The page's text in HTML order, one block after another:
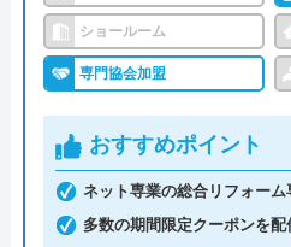
イースマイル の基本情
運営会社 株式会社イ
創業・設立 平成4年6月1
本社所在地
〒542-0066
ショールーム
専門協会加盟
おすすめポイント
ネット専業の総合リフォーム
多数の期間限定クーポンを配